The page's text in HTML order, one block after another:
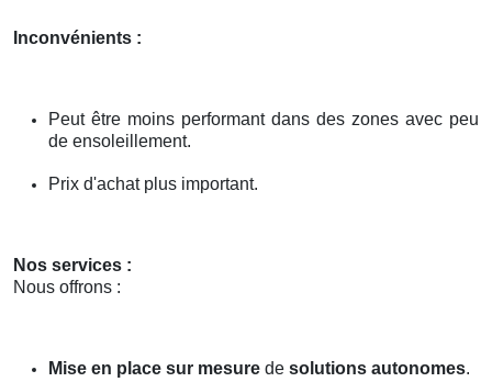
Inconvénients :
Peut être moins performant dans des zones avec peu
de ensoleillement.
Prix d'achat plus important.
Nos services :
Nous offrons :
Mise en place sur mesure de solutions autonomes.